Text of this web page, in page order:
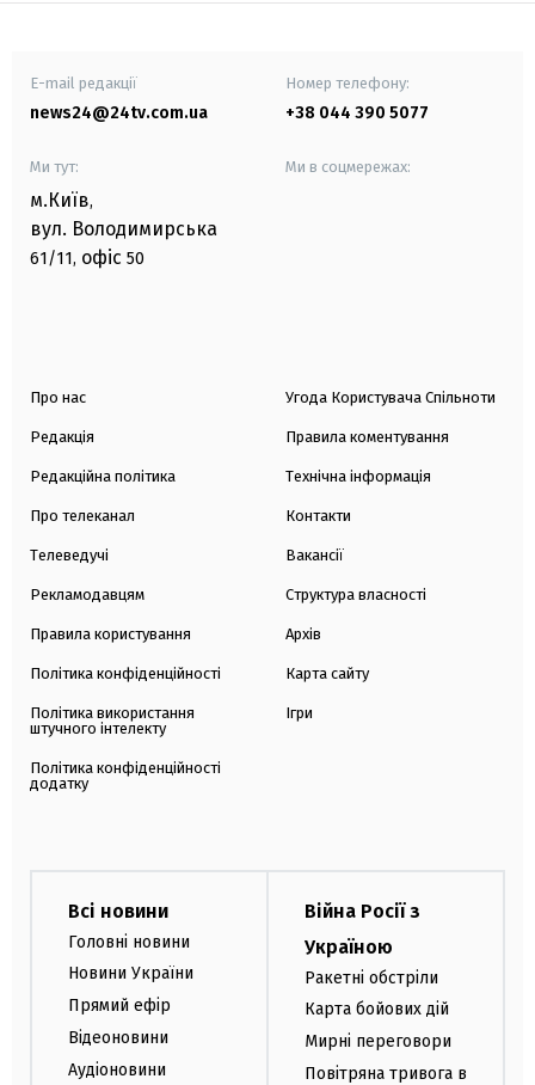
E-mail редакції
news24@24tv.com.ua
Номер телефону:
+38 044 390 5077
Ми тут:
м.Київ,
вул. Володимирська
61/11, офіс 50
Ми в соцмережах:
Про нас
Редакція
Редакційна політика
Про телеканал
Телеведучі
Рекламодавцям
Правила користування
Політика конфіденційності
Політика використання
штучного інтелекту
Політика конфіденційності
додатку
Угода Користувача Спільноти
Правила коментування
Технічна інформація
Контакти
Вакансії
Структура власності
Архів
Карта сайту
Ігри
Всі новини
Головні новини
Новини України
Прямий ефір
Відеоновини
Аудіоновини
Війна Росії з
Україною
Ракетні обстріли
Карта бойових дій
Мирні переговори
Повітряна тривога в